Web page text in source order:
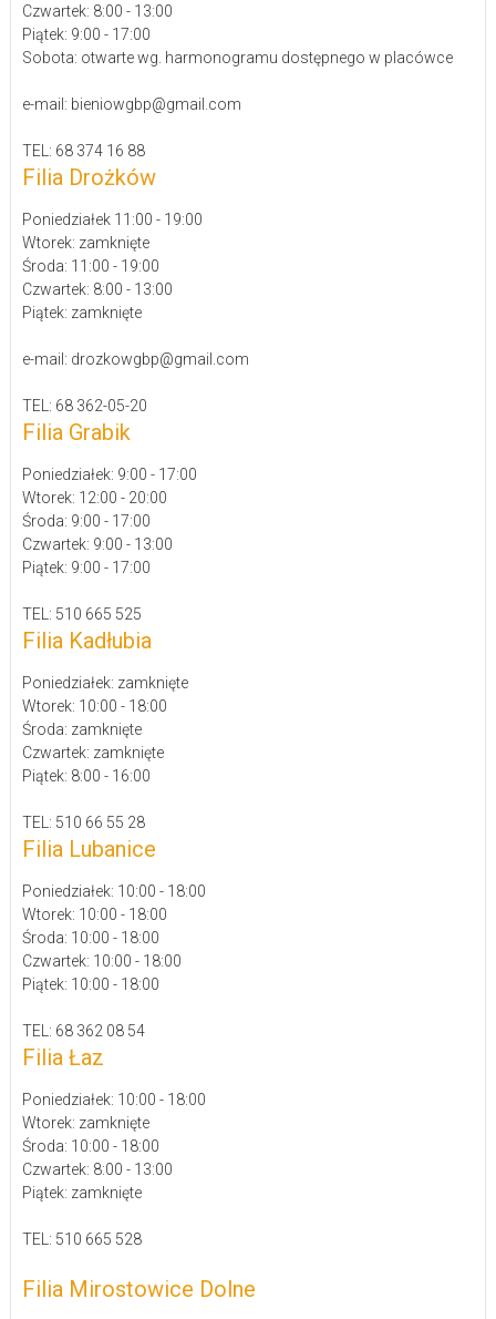
Czwartek: 8:00 - 13:00
Piątek: 9:00 - 17:00
Sobota: otwarte wg. harmonogramu dostępnego w placówce
e-mail: bieniowgbp@gmail.com
TEL: 68 374 16 88
Filia Drożków
Poniedziałek 11:00 - 19:00
Wtorek: zamknięte
Środa: 11:00 - 19:00
Czwartek: 8:00 - 13:00
Piątek: zamknięte
e-mail: drozkowgbp@gmail.com
TEL: 68 362-05-20
Filia Grabik
Poniedziałek: 9:00 - 17:00
Wtorek: 12:00 - 20:00
Środa: 9:00 - 17:00
Czwartek: 9:00 - 13:00
Piątek: 9:00 - 17:00
TEL: 510 665 525
Filia Kadłubia
Poniedziałek: zamknięte
Wtorek: 10:00 - 18:00
Środa: zamknięte
Czwartek: zamknięte
Piątek: 8:00 - 16:00
TEL: 510 66 55 28
Filia Lubanice
Poniedziałek: 10:00 - 18:00
Wtorek: 10:00 - 18:00
Środa: 10:00 - 18:00
Czwartek: 10:00 - 18:00
Piątek: 10:00 - 18:00
TEL: 68 362 08 54
Filia Łaz
Poniedziałek: 10:00 - 18:00
Wtorek: zamknięte
Środa: 10:00 - 18:00
Czwartek: 8:00 - 13:00
Piątek: zamknięte
TEL: 510 665 528
Filia Mirostowice Dolne